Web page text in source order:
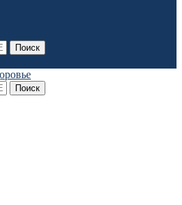
Поиск
Поиск